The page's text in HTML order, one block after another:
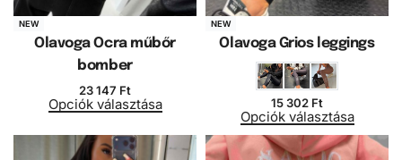
NEW
Olavoga Ocra műbőr
bomber
23 147 Ft
Opciók választása
NEW
Olavoga Grios leggings
15 302 Ft
Opciók választása